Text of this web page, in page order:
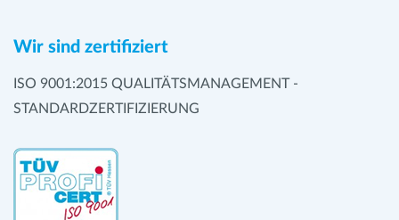
Wir sind zertifiziert
ISO 9001:2015 QUALITÄTSMANAGEMENT -
STANDARDZERTIFIZIERUNG